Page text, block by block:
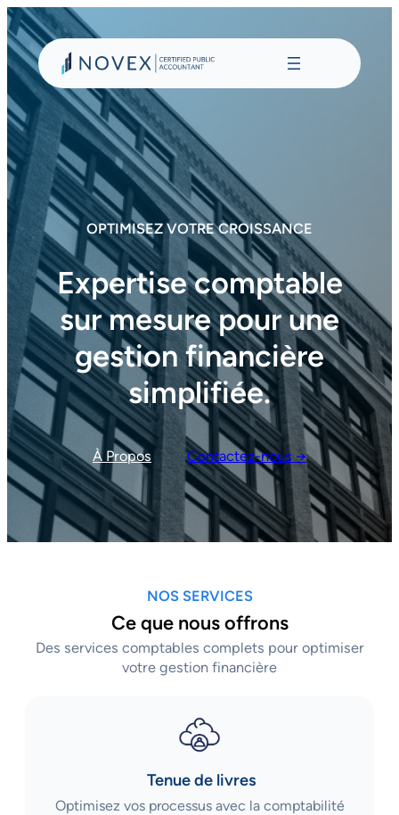
Aller
au
contenu
OPTIMISEZ VOTRE CROISSANCE
Expertise comptable
sur mesure pour une
gestion financière
simplifiée.
À Propos Contactez-nous →
NOS SERVICES
Ce que nous offrons
Des services comptables complets pour optimiser
votre gestion financière
Tenue de livres
Optimisez vos processus avec la comptabilité